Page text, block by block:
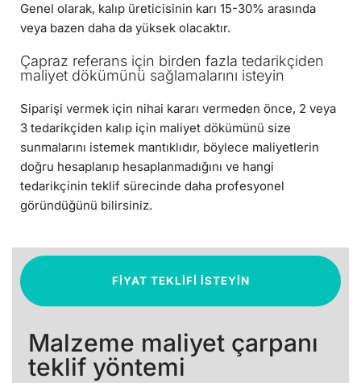
Genel olarak, kalıp üreticisinin karı 15-30% arasında
veya bazen daha da yüksek olacaktır.
Çapraz referans için birden fazla tedarikçiden
maliyet dökümünü sağlamalarını isteyin
Siparişi vermek için nihai kararı vermeden önce, 2 veya
3 tedarikçiden kalıp için maliyet dökümünü size
sunmalarını istemek mantıklıdır, böylece maliyetlerin
doğru hesaplanıp hesaplanmadığını ve hangi
tedarikçinin teklif sürecinde daha profesyonel
göründüğünü bilirsiniz.
FIYAT TEKLIFI ISTEYIN
Malzeme maliyet çarpanı
teklif yöntemi